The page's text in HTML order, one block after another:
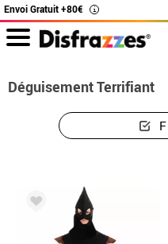
Envoi Gratuit +80€ i
Déguisement Terrifiant